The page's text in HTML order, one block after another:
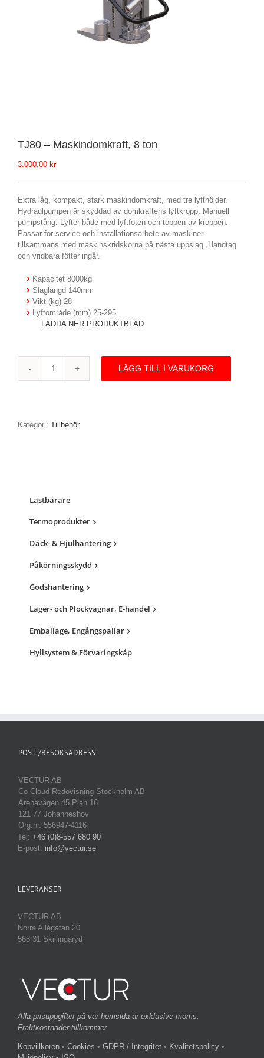
TJ80 – Maskindomkraft, 8 ton
3.000,00 kr
Extra låg, kompakt, stark maskindomkraft, med tre lyfthöjder.
Hydraulpumpen är skyddad av domkraftens lyftkropp. Manuell
pumpstång. Lyfter både med lyftfoten och toppen av kroppen.
Passar för service och installationsarbete av maskiner
tillsammans med maskinskridskorna på nästa uppslag. Handtag
och vridbara fötter ingår.
Kapacitet 8000kg
Slaglängd 140mm
Vikt (kg) 28
Lyftområde (mm) 25-295
LADDA NER PRODUKTBLAD
TJ80
mängd
LÄGG TILL I VARUKORG
Kategori: Tillbehör
Lastbärare
Termoprodukter
Däck- & Hjulhantering
Påkörningsskydd
Godshantering
Lager- och Plockvagnar, E-handel
Emballage, Engångspallar
Hyllsystem & Förvaringskåp
POST-/BESÖKSADRESS
VECTUR AB
Co Cloud Redovisning Stockholm AB
Arenavägen 45 Plan 16
121 77 Johanneshov
Org.nr. 556947-4116
Tel: +46 (0)8-557 680 90
E-post: info@vectur.se
LEVERANSER
VECTUR AB
Norra Allégatan 20
568 31 Skillingaryd
Alla prisuppgifter på vår hemsida är exklusive moms.
Fraktkostnader tillkommer.
Köpvillkoren • Cookies • GDPR / Integritet • Kvalitetspolicy •